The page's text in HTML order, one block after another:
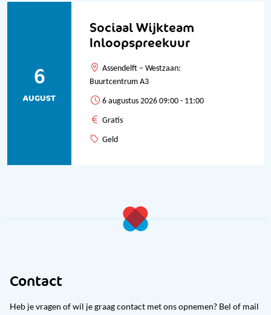
Sociaal Wijkteam
Inloopspreekuur
6
AUGUST
Assendelft – Westzaan:
Buurtcentrum A3
6 augustus 2026 09:00 - 11:00
Gratis
Geld
Contact
Heb je vragen of wil je graag contact met ons opnemen? Bel of mail